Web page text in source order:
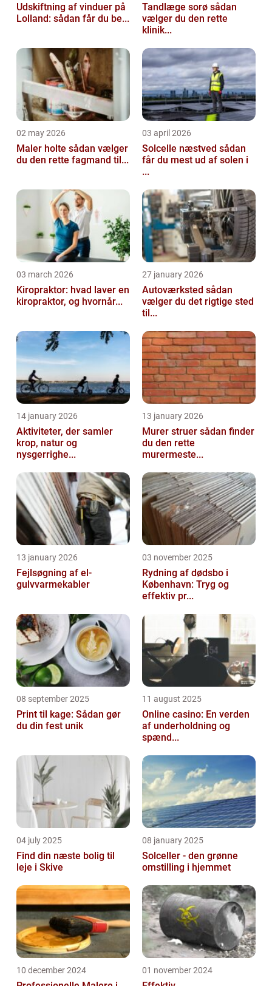
Udskiftning af vinduer på
Lolland: sådan får du be...
Tandlæge sorø sådan
vælger du den rette
klinik...
02 may 2026
Maler holte sådan vælger
du den rette fagmand til...
03 april 2026
Solcelle næstved sådan
får du mest ud af solen i
...
03 march 2026
Kiropraktor: hvad laver en
kiropraktor, og hvornår...
27 january 2026
Autoværksted sådan
vælger du det rigtige sted
til...
14 january 2026
Aktiviteter, der samler
krop, natur og
nysgerrighe...
13 january 2026
Murer struer sådan finder
du den rette
murermeste...
13 january 2026
Fejlsøgning af el-
gulvvarmekabler
03 november 2025
Rydning af dødsbo i
København: Tryg og
effektiv pr...
08 september 2025
Print til kage: Sådan gør
du din fest unik
11 august 2025
Online casino: En verden
af underholdning og
spænd...
04 july 2025
Find din næste bolig til
leje i Skive
08 january 2025
Solceller - den grønne
omstilling i hjemmet
10 december 2024 01 november 2024